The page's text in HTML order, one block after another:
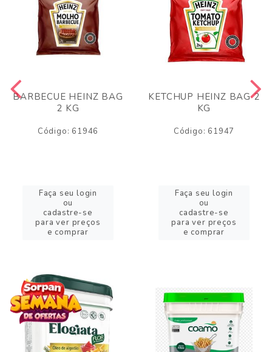
BARBECUE HEINZ BAG
2 KG
Código: 61946
Faça seu login
ou
cadastre-se
para ver preços
e comprar
KETCHUP HEINZ BAG 2
KG
Código: 61947
Faça seu login
ou
cadastre-se
para ver preços
e comprar